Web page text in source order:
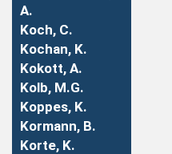
A.
Koch, C.
Kochan, K.
Kokott, A.
Kolb, M.G.
Koppes, K.
Kormann, B.
Korte, K.